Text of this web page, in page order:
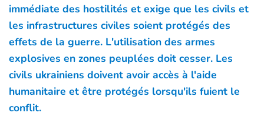
immédiate des hostilités et exige que les civils et
les infrastructures civiles soient protégés des
effets de la guerre. L'utilisation des armes
explosives en zones peuplées doit cesser. Les
civils ukrainiens doivent avoir accès à l'aide
humanitaire et être protégés lorsqu'ils fuient le
conflit.